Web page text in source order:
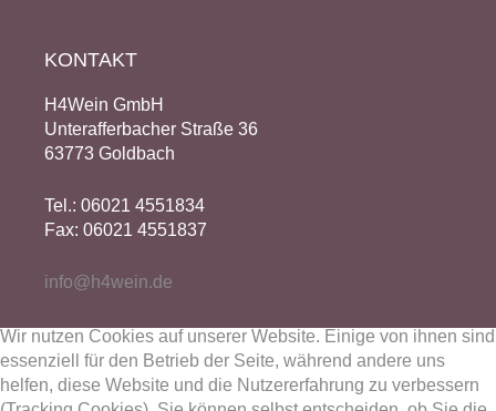
KONTAKT
H4Wein GmbH
Unterafferbacher Straße 36
63773 Goldbach
Tel.: 06021 4551834
Fax: 06021 4551837
info@h4wein.de
Wir nutzen Cookies auf unserer Website. Einige von ihnen sind
essenziell für den Betrieb der Seite, während andere uns
helfen, diese Website und die Nutzererfahrung zu verbessern